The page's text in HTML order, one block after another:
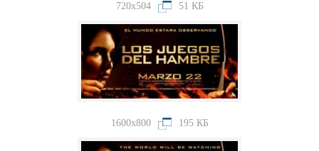
720x504 51 КБ
1600x800 195 КБ